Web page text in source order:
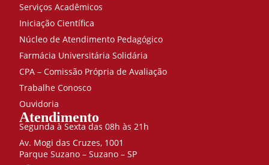
Serviços Acadêmicos
Iniciação Científica
Núcleo de Atendimento Pedagógico
Farmácia Universitária Solidária
CPA – Comissão Própria de Avaliação
Trabalhe Conosco
Ouvidoria
Atendimento
Segunda à Sexta das 08h às 21h
Av. Mogi das Cruzes, 1001
Parque Suzano – Suzano – SP